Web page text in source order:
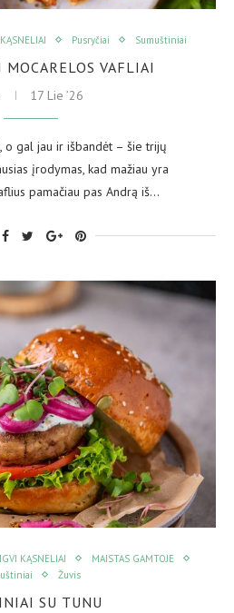
Pusryčiai Sumuštiniai
VAFLIAI
17 Lie ’26
o gal jau ir išbandėt – šie trijų
įrodymas, kad mažiau yra
pamačiau pas Andrą iš…
KĄSNELIAI
MAISTAS GAMTOJE
Žuvis
SU TUNU